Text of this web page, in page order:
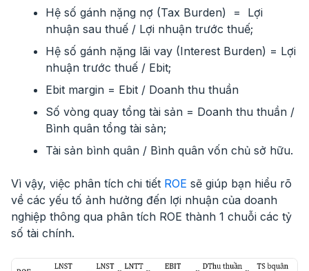
Hệ số gánh nặng nợ (Tax Burden) = Lợi
nhuận sau thuế / Lợi nhuận trước thuế;
Hệ số gánh nặng lãi vay (Interest Burden) = Lợi
nhuận trước thuế / Ebit;
Ebit margin = Ebit / Doanh thu thuần
Số vòng quay tổng tài sản = Doanh thu thuần /
Bình quân tổng tài sản;
Tài sản bình quân / Bình quân vốn chủ sở hữu.
Vì vậy, việc phân tích chi tiết ROE sẽ giúp bạn hiểu rõ
về các yếu tố ảnh hưởng đến lợi nhuận của doanh
nghiệp thông qua phân tích ROE thành 1 chuỗi các tỷ
số tài chính.